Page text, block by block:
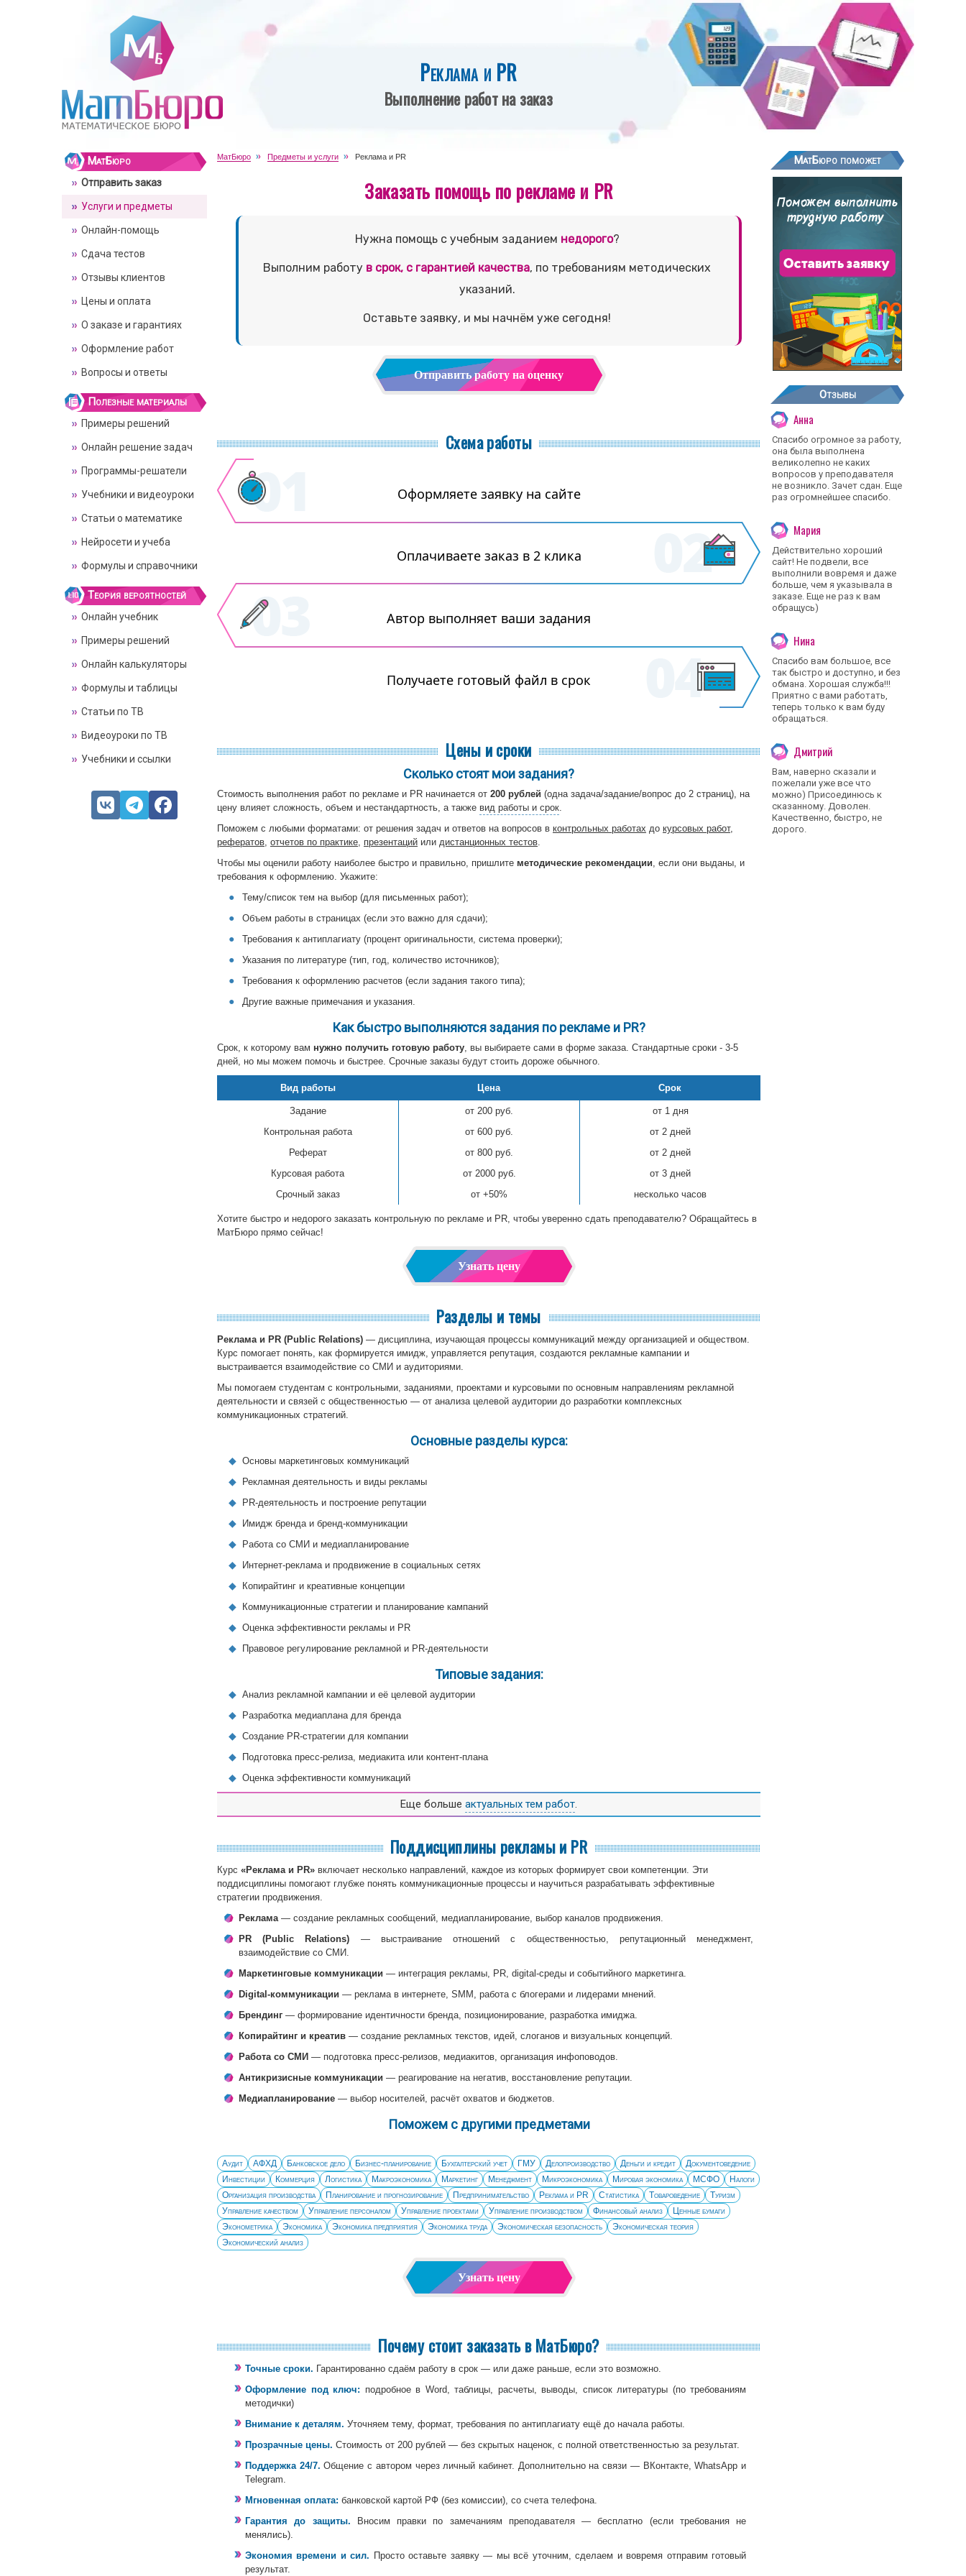
Реклама и PR
Выполнение работ на заказ
МатБюро Предметы и услуги Реклама и PR
Заказать помощь по рекламе и PR
Нужна помощь с учебным заданием недорого?
Выполним работу в срок, с гарантией качества, по требованиям методических
указаний.
Оставьте заявку, и мы начнём уже сегодня!
Отправить работу на оценку
Схема работы
Оформляете заявку на сайте
Оплачиваете заказ в 2 клика
Автор выполняет ваши задания
Получаете готовый файл в срок
Цены и сроки
Сколько стоят мои задания?
Стоимость выполнения работ по рекламе и PR начинается от 200 рублей (одна задача/задание/вопрос до 2 страниц), на
цену влияет сложность, объем и нестандартность, а также вид работы и срок
Поможем с любыми форматами: от решения задач и ответов на вопросов в контрольных работах до курсовых работ,
рефератов отчетов по практике презентаций или дистанционных тестов
Чтобы мы оценили работу наиболее быстро и правильно, пришлите методические рекомендации , если они выданы, и
требования к оформлению. Укажите:
Тему/список тем на выбор (для письменных работ);
Объем работы в страницах (если это важно для сдачи);
Требования к антиплагиату (процент оригинальности, система проверки);
Указания по литературе (тип, год, количество источников);
Требования к оформлению расчетов (если задания такого типа);
Другие важные примечания и указания.
Как быстро выполняются задания по рекламе и PR?
Срок, к которому вам нужно получить готовую работу , вы выбираете сами в форме заказа. Стандартные сроки - 3-5
дней, но мы можем помочь и быстрее. Срочные заказы будут стоить дороже обычного.
Вид работы Цена Срок
Задание от 200 руб.
от 1 дня
Контрольная работа
от 600 руб.
от 2 дней
Реферат
от 800 руб.
от 2 дней
Курсовая работа
от 2000 руб.
от 3 дней
Срочный заказ
от +50% несколько часов
Хотите быстро и недорого заказать контрольную по рекламе и PR, чтобы уверенно сдать преподавателю? Обращайтесь в
МатБюро прямо сейчас!
Узнать цену
Разделы и темы
Реклама и PR (Public Relations) — дисциплина, изучающая процессы коммуникаций между организацией и обществом.
Курс помогает понять, как формируется имидж, управляется репутация, создаются рекламные кампании и
выстраивается взаимодействие со СМИ и аудиториями.
Мы помогаем студентам с контрольными, заданиями, проектами и курсовыми по основным направлениям рекламной
деятельности и связей с общественностью — от анализа целевой аудитории до разработки комплексных
коммуникационных стратегий.
Основные разделы курса:
Основы маркетинговых коммуникаций
Рекламная деятельность и виды рекламы
PR-деятельность и построение репутации
Имидж бренда и бренд-коммуникации
Работа со СМИ и медиапланирование
Интернет-реклама и продвижение в социальных сетях
Копирайтинг и креативные концепции
Коммуникационные стратегии и планирование кампаний
Оценка эффективности рекламы и PR
Правовое регулирование рекламной и PR-деятельности
Типовые задания:
Анализ рекламной кампании и её целевой аудитории
Разработка медиаплана для бренда
Создание PR-стратегии для компании
Подготовка пресс-релиза, медиакита или контент-плана
Оценка эффективности коммуникаций
Еще больше актуальных тем работ.
Поддисциплины рекламы и PR
Курс «Реклама и PR» включает несколько направлений, каждое из которых формирует свои компетенции. Эти
поддисциплины помогают глубже понять коммуникационные процессы и научиться разрабатывать эффективные
стратегии продвижения.
Реклама — создание рекламных сообщений, медиапланирование, выбор каналов продвижения.
PR (Public Relations) — выстраивание отношений с общественностью, репутационный менеджмент,
взаимодействие со СМИ.
Маркетинговые коммуникации — интеграция рекламы, PR, digital-среды и событийного маркетинга.
Digital-коммуникации — реклама в интернете, SMM, работа с блогерами и лидерами мнений.
Брендинг — формирование идентичности бренда, позиционирование, разработка имиджа.
Копирайтинг и креатив — создание рекламных текстов, идей, слоганов и визуальных концепций.
Работа со СМИ — подготовка пресс-релизов, медиакитов, организация инфоповодов.
Антикризисные коммуникации — реагирование на негатив, восстановление репутации.
Медиапланирование — выбор носителей, расчёт охватов и бюджетов.
Поможем с другими предметами
Аудит АФХД Банковское дело Бизнес-планирование Бухгалтерский учет ГМУ Делопроизводство Деньги и кредит
Документоведение
Инвестиции
Коммерция Логистика Макроэкономика Маркетинг Менеджмент Микроэкономика Мировая экономика МСФО
Налоги
Организация производства
Планирование и прогнозирование Предпринимательство Реклама и PR Статистика Товароведение
Туризм
Управление качеством
Управление персоналом Управление проектами Управление производством Финансовый анализ
Ценные бумаги
Эконометрика
Экономика Экономика предприятия Экономика труда Экономическая безопасность
Экономическая теория
Экономический анализ
Узнать цену
Почему стоит заказать в МатБюро?
Точные сроки. Гарантированно сдаём работу в срок — или даже раньше, если это возможно.
Оформление под ключ: подробное в Word, таблицы, расчеты, выводы, список литературы (по требованиям
методички)
Внимание к деталям. Уточняем тему, формат, требования по антиплагиату ещё до начала работы.
Прозрачные цены. Стоимость от 200 рублей — без скрытых наценок, с полной ответственностью за результат.
Поддержка 24/7. Общение с автором через личный кабинет. Дополнительно на связи — ВКонтакте, WhatsApp и
Telegram.
Мгновенная оплата: банковской картой РФ (без комиссии), со счета телефона.
Гарантия до защиты. Вносим правки по замечаниям преподавателя — бесплатно (если требования не
менялись).
Экономия времени и сил. Просто оставьте заявку — мы всё уточним, сделаем и вовремя отправим готовый
результат.
МатБюро
Отправить заказ
Услуги и предметы
Онлайн-помощь
Сдача тестов
Отзывы клиентов
Цены и оплата
О заказе и гарантиях
Оформление работ
Вопросы и ответы
Полезные материалы
Примеры решений
Онлайн решение задач
Программы-решатели
Учебники и видеоуроки
Статьи о математике
Нейросети и учеба
Формулы и справочники
Теория вероятностей
Онлайн учебник
Примеры решений
Онлайн калькуляторы
Формулы и таблицы
Статьи по ТВ
Видеоуроки по ТВ
Учебники и ссылки
МатБюро поможет
Отзывы
Анна
Спасибо огромное за работу,
она была выполнена
великолепно не каких
вопросов у преподавателя
не возникло. Зачет сдан. Еще
раз огромнейшее спасибо.
Мария
Действительно хороший
сайт! Не подвели, все
выполнили вовремя и даже
больше, чем я указывала в
заказе. Еще не раз к вам
обращусь)
Нина
Спасибо вам большое, все
так быстро и доступно, и без
обмана. Хорошая служба!!!
Приятно с вами работать,
теперь только к вам буду
обращаться.
Дмитрий
Вам, наверно сказали и
пожелали уже все что
можно) Присоединюсь к
сказанному. Доволен.
Качественно, быстро, не
дорого.